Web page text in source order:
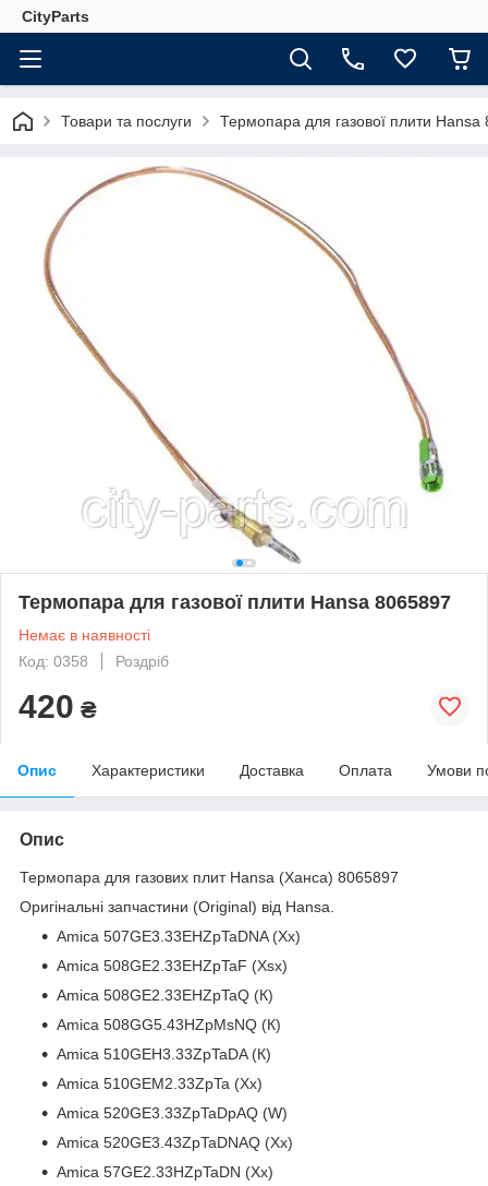
CityParts
Товари та послуги Термопара для газової плити Hansa
Термопара для газової плити Hansa 8065897
Немає в наявності
Код: 0358
Роздріб
420 ₴
Опис Характеристики Доставка Оплата Умови
Опис
Термопара для газових плит Hansa (Ханса) 8065897
Оригінальні запчастини (Original) від Hansa.
Amica 507GE3.33EHZpTaDNA (Хх)
Amica 508GE2.33EHZpTaF (Xsx)
Amica 508GE2.33EHZpTaQ (К)
Amica 508GG5.43HZpMsNQ (К)
Amica 510GEH3.33ZpTaDA (К)
Amica 510GEM2.33ZpTa (Хх)
Amica 520GE3.33ZpTaDpAQ (W)
Amica 520GE3.43ZpTaDNAQ (Хх)
Amica 57GE2.33HZpTaDN (Xx)